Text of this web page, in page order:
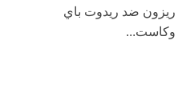
ريزون ضد ريدوت باي
وكاست...